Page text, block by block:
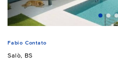
Fabio Contato
Salò, BS